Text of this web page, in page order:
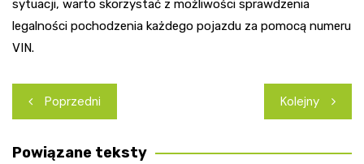
sytuacji, warto skorzystać z możliwości sprawdzenia
legalności pochodzenia każdego pojazdu za pomocą numeru
VIN.
Nawigacja
wpisu
Poprzedni Kolejny
Powiązane teksty